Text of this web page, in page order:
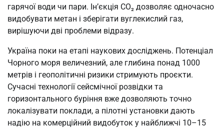
гарячої води чи пари. Ін’єкція CO₂ дозволяє одночасно
видобувати метан і зберігати вуглекислий газ,
вирішуючи дві проблеми відразу.
Україна поки на етапі наукових досліджень. Потенціал
Чорного моря величезний, але глибина понад 1000
метрів і геополітичні ризики стримують проєкти.
Сучасні технології сейсмічної розвідки та
горизонтального буріння вже дозволяють точно
локалізувати поклади, а пілотні установки дають
надію на комерційний видобуток у найближчі 10–15